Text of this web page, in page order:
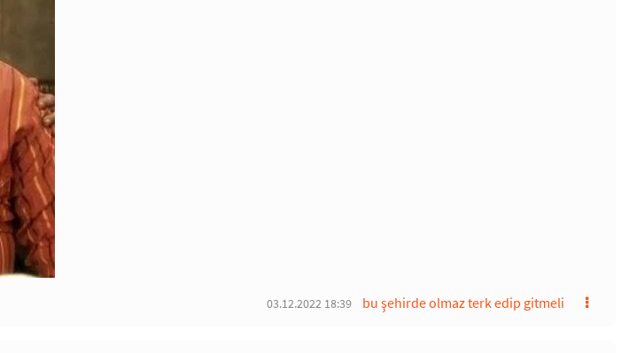
bu şehirde olmaz terk edip gitmeli
03.12.2022 18:39